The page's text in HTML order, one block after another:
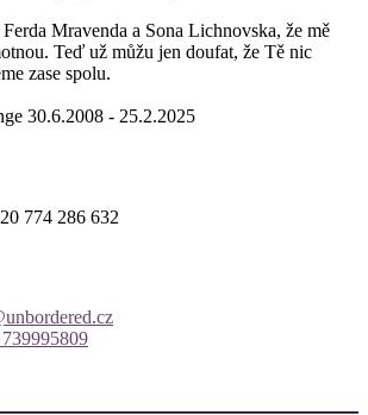
Mravenda a Sona Lichnovska, že mě
Teď už můžu jen doufat, že Tě nic
zase spolu.
30.6.2008 - 25.2.2025
774 286 632